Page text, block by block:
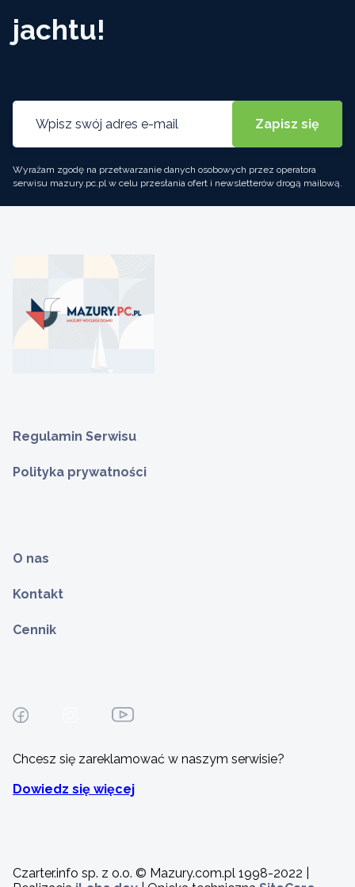
jachtu!
Wyrażam zgodę na przetwarzanie danych osobowych przez operatora
serwisu mazury.pc.pl w celu przesłania ofert i newsletterów drogą mailową.
Regulamin Serwisu
Polityka prywatności
O nas
Kontakt
Cennik
Chcesz się zareklamować w naszym serwisie?
Dowiedz się więcej
Czarter.info sp. z o.o. © Mazury.com.pl 1998-2022 |